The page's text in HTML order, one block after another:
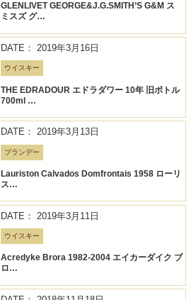
GLENLIVET GEORGE&J.G.SMITH’S G&M ス
ミスズ グ…
DATE： 2019年3月16日
ウイスキー
THE EDRADOUR エドラダワー 10年 旧ボトル
700ml …
DATE： 2019年3月13日
ブランデー
Lauriston Calvados Domfrontais 1958 ローリ
ス…
DATE： 2019年3月11日
ウイスキー
Acredyke Brora 1982-2004 エイカーダイク ブ
ロ…